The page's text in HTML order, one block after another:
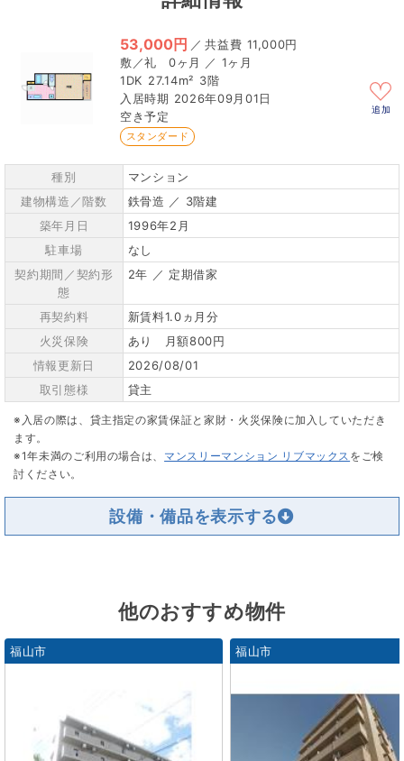
53,000円 ／
11,000円
0ヶ月 ／ 1ヶ月
1DK 27.14m² 3階
2026年09月01日
空き予定
スタンダード
追加
種別
マンション
建物構造／階数
鉄骨造 ／ 3階建
築年月日
1996年2月
駐車場
なし
契約期間／契約形
態
2年 ／ 定期借家
再契約料
新賃料1.0ヵ月分
火災保険
あり 月額800円
情報更新日
2026/08/01
取引態様
貸主
※入居の際は、貸主指定の家賃保証と家財・火災保険に加入していただき
ます。
※1年未満のご利用の場合は、 マンスリーマンション リブマックス をご検
討ください。
設備・備品を
他のおすすめ物件
福山市 福山市